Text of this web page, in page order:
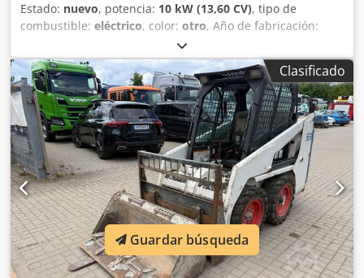
Estado: nuevo, potencia: 10 kW (13,60 CV), tipo de
combustible: eléctrico, color: otro, Año de fabricación:
, horas de funcionamiento:
Peso en vacío: 1.910 kg Dimensiones (L x An x Al): 381 x 98 x
230 cm Marcado CE: sí Estado general: muy bueno Estado
técnico: muy bueno Estado visual: muy bueno = Opciones y
accesorios adicionales = - Función de martillo/selección
Cjdpjznrnmefx Ailoha - Función de rotación =
Observaciones = General País de fabricación: República
Checa Estado Tipo CE: CE 2 funciones hidráulicas
adicionales para cizalla/cuchara clasificadora, juego de
protección de cilindro, chasis extensible
Clasificado
Guardar búsqueda